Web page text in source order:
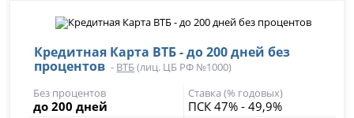
Кредитная Карта ВТБ - до 200 дней без
процентов - ВТБ(лиц. ЦБ РФ №1000)
Без процентов
до 200 дней
Ставка (% годовых)
ПСК 47% - 49,9%